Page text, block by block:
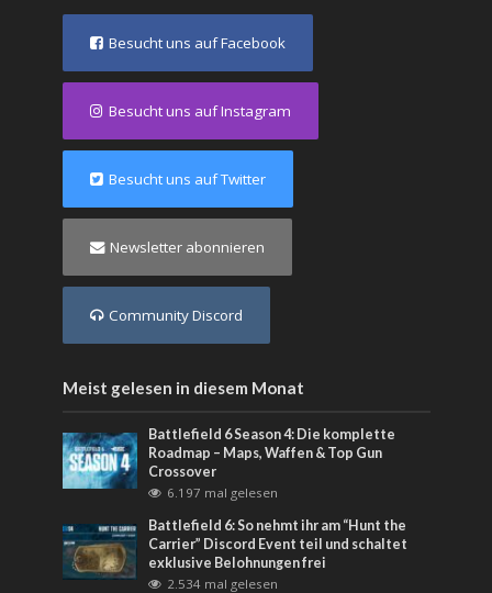
Besucht uns auf Facebook
Besucht uns auf Instagram
Besucht uns auf Twitter
Newsletter abonnieren
Community Discord
Meist gelesen in diesem Monat
Battlefield 6 Season 4: Die komplette
Roadmap – Maps, Waffen & Top Gun
Crossover
6.197 mal gelesen
Battlefield 6: So nehmt ihr am “Hunt the
Carrier” Discord Event teil und schaltet
exklusive Belohnungen frei
2.534 mal gelesen